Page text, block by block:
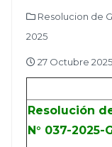
Resolucion de
2025
27 Octubre 2025
Resolución
N° 037-2025-